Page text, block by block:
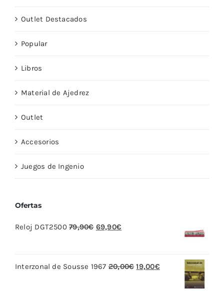
Outlet Destacados
Popular
Libros
Material de Ajedrez
Outlet
Accesorios
Juegos de Ingenio
Ofertas
Reloj DGT2500 79,90€ El
era:
69,90€
es:
Interzonal de Sousse 1967 20,00€ El
19,00€El